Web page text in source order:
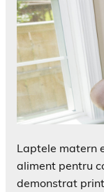
Laptele matern
aliment pentru
demonstrat